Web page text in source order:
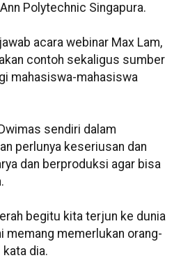
Polytechnic Singapura.
acara webinar Max Lam,
contoh sekaligus sumber
mahasiswa-mahasiswa
sendiri dalam
perlunya keseriusan dan
dan berproduksi agar bisa
begitu kita terjun ke dunia
memang memerlukan orang-
dia.